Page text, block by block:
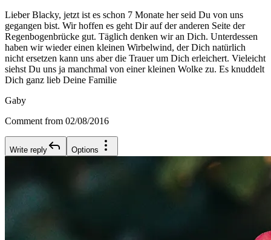
Lieber Blacky, jetzt ist es schon 7 Monate her seid Du von uns
gegangen bist. Wir hoffen es geht Dir auf der anderen Seite der
Regenbogenbrücke gut. Täglich denken wir an Dich. Unterdessen
haben wir wieder einen kleinen Wirbelwind, der Dich natürlich
nicht ersetzen kann uns aber die Trauer um Dich erleichert. Vieleicht
siehst Du uns ja manchmal von einer kleinen Wolke zu. Es knuddelt
Dich ganz lieb Deine Familie
Gaby
Comment from 02/08/2016
Write reply Options